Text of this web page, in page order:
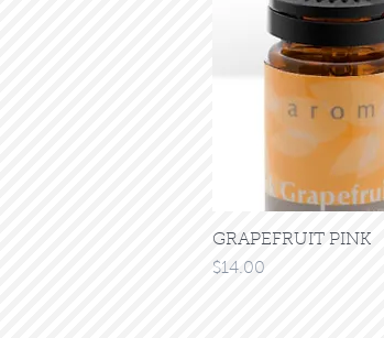
クイックビュー
GRAPEFRUIT PINK
価格
$14.00